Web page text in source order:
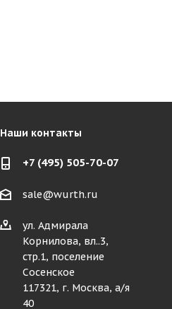
Наши контакты
+7 (495) 505-70-07
sale@wurth.ru
ул. Адмирала
Корнилова, вл..3,
стр.1, поселение
Сосенское
117321, г. Москва, а/я
40